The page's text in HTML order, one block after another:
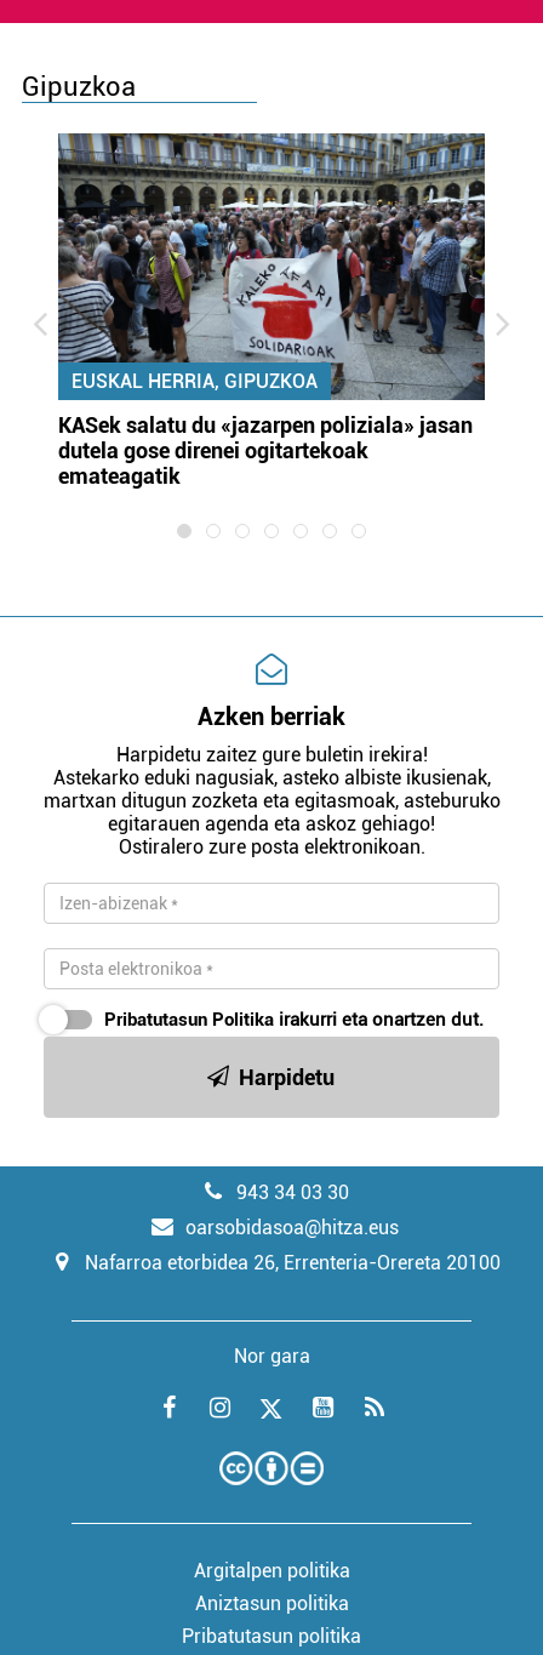
Gipuzkoa
EUSKAL HERRIA, GIPUZKOA
KASek salatu du «jazarpen poliziala» jasan
dutela gose direnei ogitartekoak
emateagatik
Azken berriak
Harpidetu zaitez gure buletin irekira!
Astekarko eduki nagusiak, asteko albiste ikusienak,
martxan ditugun zozketa eta egitasmoak, asteburuko
egitarauen agenda eta askoz gehiago!
Ostiralero zure posta elektronikoan.
Pribatutasun Politika irakurri eta onartzen dut.
Harpidetu
943 34 03 30
oarsobidasoa@hitza.eus
Nafarroa etorbidea 26, Errenteria-Orereta 20100
Nor gara
Argitalpen politika
Aniztasun politika
Pribatutasun politika